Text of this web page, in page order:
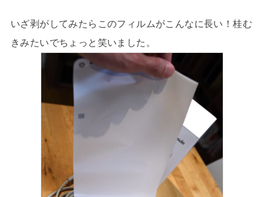
いざ剥がしてみたらこのフィルムがこんなに長い！桂む
きみたいでちょっと笑いました。